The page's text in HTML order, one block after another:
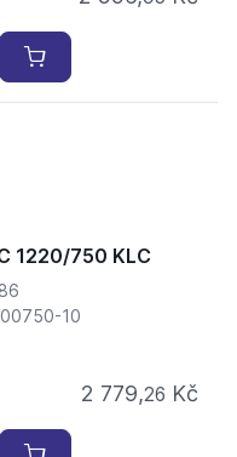
1220/750 KLC
10
2 779,26 Kč